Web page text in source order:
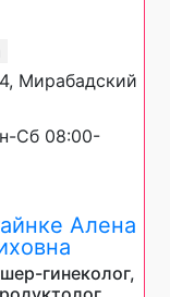
Мирабадский
Сб 08:00-
Алена
гинеколог,